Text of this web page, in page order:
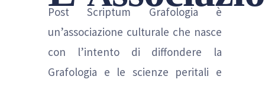
Post Scriptum Grafologia è
un’associazione culturale che nasce
con l’intento di diffondere la
Grafologia e le scienze peritali e